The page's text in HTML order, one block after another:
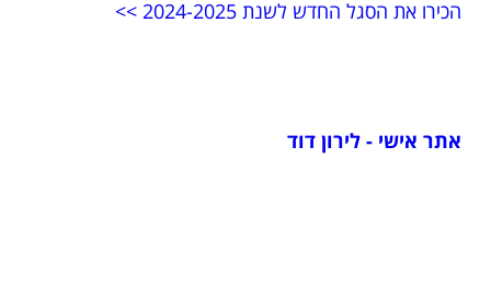
הכירו את הסגל החדש לשנת 2024-2025 >>
אתר אישי - לירון דוד